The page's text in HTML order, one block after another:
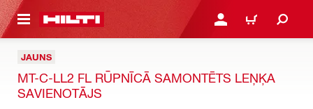
SATURU PIESLĒGTIES VAI
IEPIRKŠANĀS
JAUNS
MT-C-LL2 FL RŪPNĪCĀ SAMONTĒTS LEŅĶA
SAVIENOTĀJS